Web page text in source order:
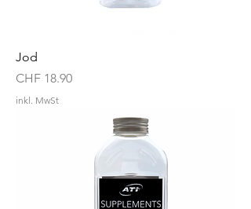
Jod
Preis
CHF 18.90
inkl. MwSt